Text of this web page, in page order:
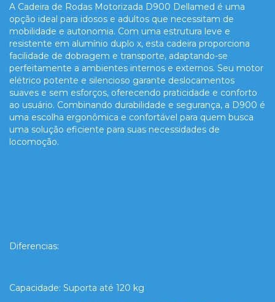
A Cadeira de Rodas Motorizada D900 Dellamed é uma
opção ideal para idosos e adultos que necessitam de
mobilidade e autonomia. Com uma estrutura leve e
resistente em alumínio duplo x, esta cadeira proporciona
facilidade de dobragem e transporte, adaptando-se
perfeitamente a ambientes internos e externos. Seu motor
elétrico potente e silencioso garante deslocamentos
suaves e sem esforços, oferecendo praticidade e conforto
ao usuário. Combinando durabilidade e segurança, a D900 é
uma escolha ergonômica e confortável para quem busca
uma solução eficiente para suas necessidades de
locomoção.
Diferencias:
Capacidade: Suporta até 120 kg